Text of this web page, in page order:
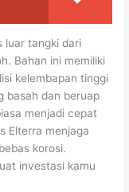
luar tangki dari
Bahan ini memiliki
kelembapan tinggi
basah dan beruap
menjadi cepat
Elterra menjaga
korosi.
investasi kamu